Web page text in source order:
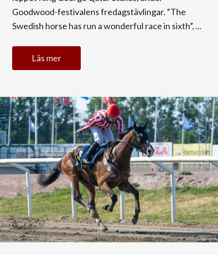
Goodwood-festivalens fredagstävlingar. “The
Swedish horse has run a wonderful race in sixth”, ...
Läs mer